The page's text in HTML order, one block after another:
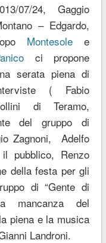
07/24, Gaggio
– Edgardo,
Montesole e
ci propone
serata piena di
( Fabio
di Teramo,
del gruppo di
Zagnoni, Adelfo
pubblico, Renzo
della festa per gli
di “Gente di
mancanza del
piena e la musica
Landroni.